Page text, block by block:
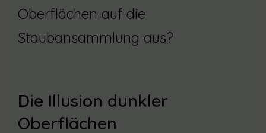
Oberflächen auf die
Staubansammlung aus?
Die Illusion dunkler
Oberflächen